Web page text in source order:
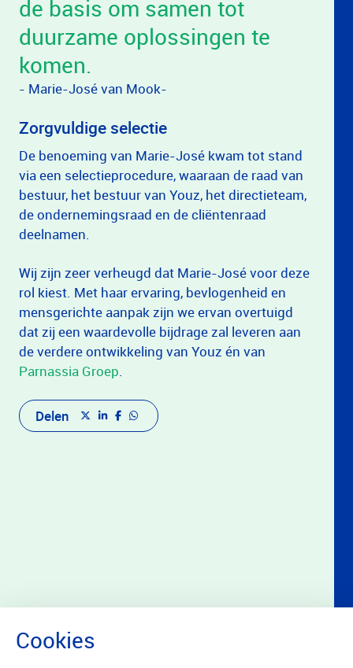
de basis om samen tot
duurzame oplossingen te
komen.
- Marie-José van Mook-
Zorgvuldige selectie
De benoeming van Marie-José kwam tot stand
via een selectieprocedure, waaraan de raad van
bestuur, het bestuur van Youz, het directieteam,
de ondernemingsraad en de cliëntenraad
deelnamen.
Wij zijn zeer verheugd dat Marie-José voor deze
rol kiest. Met haar ervaring, bevlogenheid en
mensgerichte aanpak zijn we ervan overtuigd
dat zij een waardevolle bijdrage zal leveren aan
de verdere ontwikkeling van Youz én van
Parnassia Groep
Delen